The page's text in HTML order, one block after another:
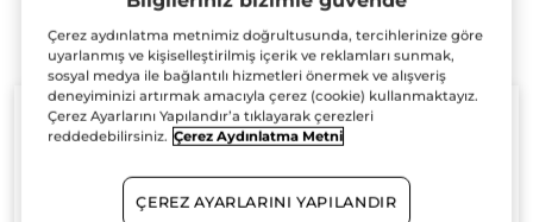
%100
aktifler
bitkisel
tarım sahası
Çerez aydınlatma metnimiz doğrultusunda, tercihlerinize göre
uyarlanmış ve kişiselleştirilmiş içerik ve reklamları sunmak,
sosyal medya ile bağlantılı hizmetleri önermek ve alışveriş
deneyiminizi artırmak amacıyla çerez (cookie) kullanmaktayız.
Çerez Ayarlarını Yapılandır’a tıklayarak çerezleri
reddedebilirsiniz. Çerez Aydınlatma Metni
ÇEREZ AYARLARINI YAPILANDIR